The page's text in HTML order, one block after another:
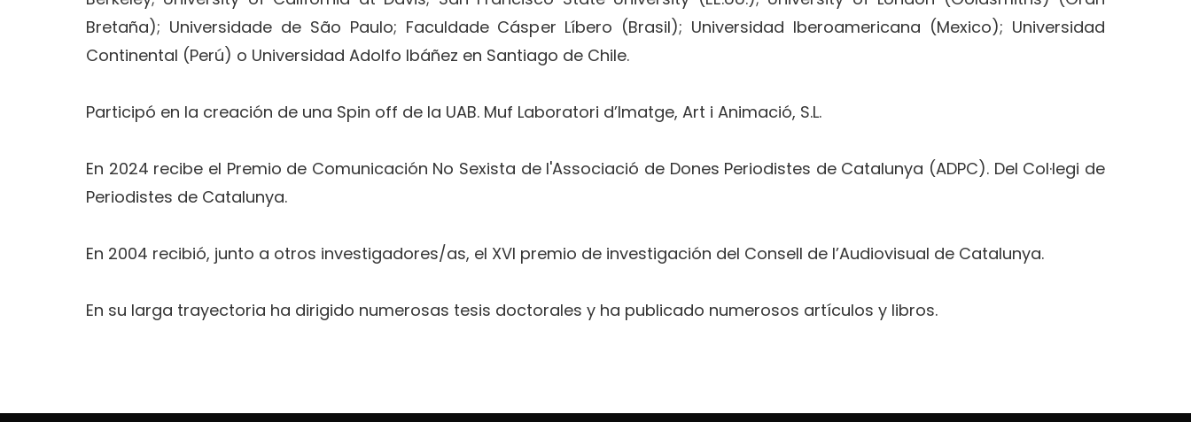
Bretaña); Universidade de São Paulo; Faculdade Cásper Líbero (Brasil); Universidad Iberoamericana (Mexico); Universidad
Continental (Perú) o Universidad Adolfo Ibáñez en Santiago de Chile.
Participó en la creación de una Spin off de la UAB. Muf Laboratori d’Imatge, Art i Animació, S.L.
En 2024 recibe el Premio de Comunicación No Sexista de l'Associació de Dones Periodistes de Catalunya (ADPC). Del Col·legi de
Periodistes de Catalunya.
En 2004 recibió, junto a otros investigadores/as, el XVI premio de investigación del Consell de l’Audiovisual de Catalunya.
En su larga trayectoria ha dirigido numerosas tesis doctorales y ha publicado numerosos artículos y libros.